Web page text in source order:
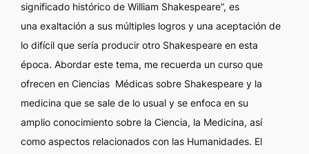
significado histórico de William Shakespeare”, es
una exaltación a sus múltiples logros y una aceptación de
lo difícil que sería producir otro Shakespeare en esta
época. Abordar este tema, me recuerda un curso que
ofrecen en Ciencias Médicas sobre Shakespeare y la
medicina que se sale de lo usual y se enfoca en su
amplio conocimiento sobre la Ciencia, la Medicina, así
como aspectos relacionados con las Humanidades. El